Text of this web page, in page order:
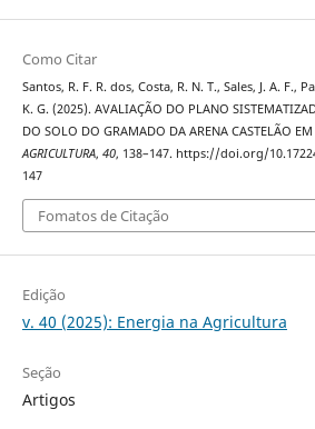
Como Citar
Santos, R. F. R. dos, Costa, R. N. T., Sales, J. A. F.,
K. G. (2025). AVALIAÇÃO DO PLANO
DO SOLO DO GRAMADO DA ARENA CASTELÃO EM
AGRICULTURA, 40, 138–147. https://doi.org/
147
Fomatos de Citação
Edição
v. 40 (2025): Energia na Agricultura
Seção
Artigos